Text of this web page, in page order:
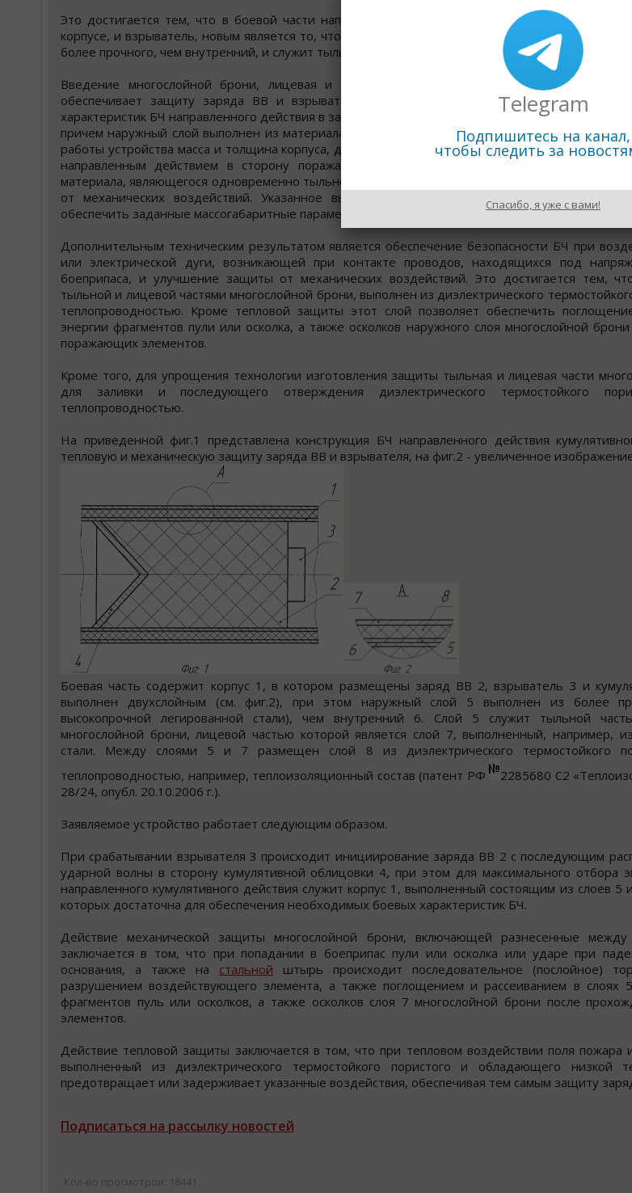
Это достигается тем, что в боевой части направленного действия, содержащей заряд ВВ,
корпусе, и взрыватель, новым является то, что корпус выполнен двухслойным, причем
более прочного, чем внутренний, и служит тыльной частью дополнительно введенной
Введение многослойной брони, лицевая и тыльная части которой выполнены из
обеспечивает защиту заряда ВВ и взрывателя при указанных выше воздействиях.
характеристик БЧ направленного действия в заданных массогабаритных параметрах корпус
причем наружный слой выполнен из материала более прочного, чем внутренний. В этом
работы устройства масса и толщина корпуса, достаточные для отбора энергии от заряда ВВ
направленным действием в сторону поражаемого объекта, а выполнение наружного
материала, являющегося одновременно тыльной частью многослойной брони, позволяет
от механических воздействий. Указанное выполнение устройства в виде многослойной
обеспечить заданные массогабаритные параметры БЧ путем перераспределения массы по слоям.
Дополнительным техническим результатом является обеспечение безопасности БЧ при
или электрической дуги, возникающей при контакте проводов, находящихся под
боеприпаса, и улучшение защиты от механических воздействий. Это достигается тем,
тыльной и лицевой частями многослойной брони, выполнен из диэлектрического
теплопроводностью. Кроме тепловой защиты этот слой позволяет обеспечить
энергии фрагментов пули или осколка, а также осколков наружного слоя многослойной
поражающих элементов.
Кроме того, для упрощения технологии изготовления защиты тыльная и лицевая части
для заливки и последующего отверждения диэлектрического термостойкого
теплопроводностью.
На приведенной фиг.1 представлена конструкция БЧ направленного действия
тепловую и механическую защиту заряда ВВ и взрывателя, на фиг.2 - увеличенное
Боевая часть содержит корпус 1, в котором размещены заряд ВВ 2, взрыватель 3 и
выполнен двухслойным (см. фиг.2), при этом наружный слой 5 выполнен из более
высокопрочной легированной стали), чем внутренний 6. Слой 5 служит тыльной
многослойной брони, лицевой частью которой является слой 7, выполненный, например,
стали. Между слоями 5 и 7 размещен слой 8 из диэлектрического термостойкого
теплопроводностью, например, теплоизоляционный состав (патент РФ
2285680 С2
28/24, опубл. 20.10.2006 г.).
Заявляемое устройство работает следующим образом.
При срабатывании взрывателя 3 происходит инициирование заряда ВВ 2 с последующим
ударной волны в сторону кумулятивной облицовки 4, при этом для максимального отбора
направленного кумулятивного действия служит корпус 1, выполненный состоящим из слоев
которых достаточна для обеспечения необходимых боевых характеристик БЧ.
Действие механической защиты многослойной брони, включающей разнесенные
заключается в том, что при попадании в боеприпас пули или осколка или ударе при
основания, а также на стальной штырь происходит последовательное (послойное)
разрушением воздействующего элемента, а также поглощением и рассеиванием в слоях
фрагментов пуль или осколков, а также осколков слоя 7 многослойной брони после
элементов.
Действие тепловой защиты заключается в том, что при тепловом воздействии поля пожара
выполненный из диэлектрического термостойкого пористого и обладающего низкой
предотвращает или задерживает указанные воздействия, обеспечивая тем самым защиту
Подписаться на рассылку новостей
Кол-во просмотров: 18441
Telegram
Подпишитесь на канал,
чтобы следить за
Спасибо, я уже с вами!